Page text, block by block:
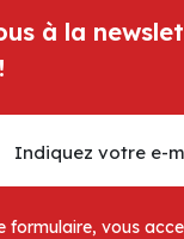
à la
formulaire, vous